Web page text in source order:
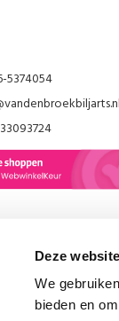
Deze
We
bieden en
5374054